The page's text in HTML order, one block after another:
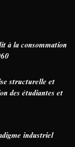
à la consommation
structurelle et
des étudiantes et
industriel